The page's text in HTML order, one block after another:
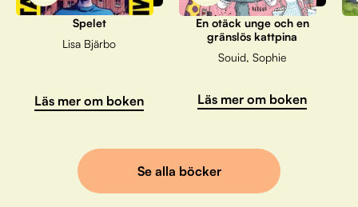
Spelet
Lisa Bjärbo
Läs mer om boken
En otäck unge och en
gränslös kattpina
Souid, Sophie
Läs mer om boken
Se alla böcker